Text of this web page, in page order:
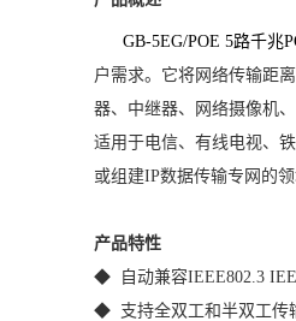
GB-5EG/POE 5路千兆
户需求。它将网络传输距
器、中继器、网络摄像机
适用于电信、有线电视、
或组建IP数据传输专网的
产品特性
◆ 自动兼容IEEE802.3
◆ 支持全双工和半双工传